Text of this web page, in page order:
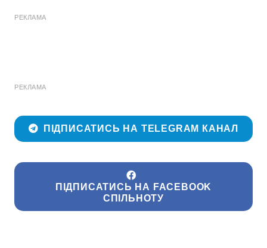
РЕКЛАМА
РЕКЛАМА
ПІДПИСАТИСЬ НА TELEGRAM КАНАЛ
ПІДПИСАТИСЬ НА FACEBOOK
СПІЛЬНОТУ